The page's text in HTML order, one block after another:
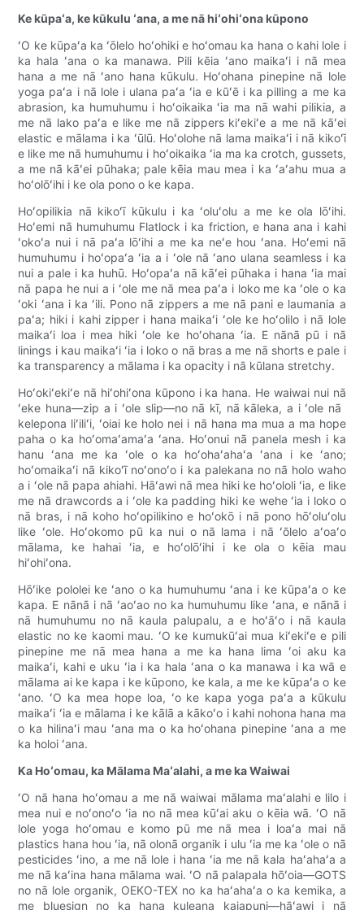
Ke kūpaʻa, ke kūkulu ʻana, a me nā hiʻohiʻona kūpono
ʻO ke kūpaʻa ka ʻōlelo hoʻohiki e hoʻomau ka hana o kahi lole i
ka hala ʻana o ka manawa. Pili kēia ʻano maikaʻi i nā mea
hana a me nā ʻano hana kūkulu. Hoʻohana pinepine nā lole
yoga paʻa i nā lole i ulana paʻa ʻia e kūʻē i ka pilling a me ka
abrasion, ka humuhumu i hoʻoikaika ʻia ma nā wahi pilikia, a
me nā lako paʻa e like me nā zippers kiʻekiʻe a me nā kāʻei
elastic e mālama i ka ʻūlū. Hoʻolohe nā lama maikaʻi i nā kikoʻī
e like me nā humuhumu i hoʻoikaika ʻia ma ka crotch, gussets,
a me nā kāʻei pūhaka; pale kēia mau mea i ka ʻaʻahu mua a
hoʻolōʻihi i ke ola pono o ke kapa.
Hoʻopilikia nā kikoʻī kūkulu i ka ʻoluʻolu a me ke ola lōʻihi.
Hoʻemi nā humuhumu Flatlock i ka friction, e hana ana i kahi
ʻokoʻa nui i nā paʻa lōʻihi a me ka neʻe hou ʻana. Hoʻemi nā
humuhumu i hoʻopaʻa ʻia a i ʻole nā ​​​​ʻano ulana seamless i ka
nui a pale i ka huhū. Hoʻopaʻa nā kāʻei pūhaka i hana ʻia mai
nā papa he nui a i ʻole me nā mea paʻa i loko me ka ʻole o ka
ʻoki ʻana i ka ʻili. Pono nā zippers a me nā pani e laumania a
paʻa; hiki i kahi zipper i hana maikaʻi ʻole ke hoʻolilo i nā lole
maikaʻi loa i mea hiki ʻole ke hoʻohana ʻia. E nānā pū i nā
linings i kau maikaʻi ʻia i loko o nā bras a me nā shorts e pale i
ka transparency a mālama i ka opacity i nā kūlana stretchy.
Hoʻokiʻekiʻe nā hiʻohiʻona kūpono i ka hana. He waiwai nui nā
ʻeke huna—zip a i ʻole slip—no nā kī, nā kāleka, a i ʻole nā ​​
kelepona liʻiliʻi, ʻoiai ke holo nei i nā hana ma mua a ma hope
paha o ka hoʻomaʻamaʻa ʻana. Hoʻonui nā panela mesh i ka
hanu ʻana me ka ʻole o ka hoʻohaʻahaʻa ʻana i ke ʻano;
hoʻomaikaʻi nā kikoʻī noʻonoʻo i ka palekana no nā holo waho
a i ʻole nā ​​​​papa ahiahi. Hāʻawi nā mea hiki ke hoʻololi ʻia, e like
me nā drawcords a i ʻole ka padding hiki ke wehe ʻia i loko o
nā bras, i nā koho hoʻopilikino e hoʻokō i nā pono hōʻoluʻolu
like ʻole. Hoʻokomo pū ka nui o nā lama i nā ʻōlelo aʻoaʻo
mālama, ke hahai ʻia, e hoʻolōʻihi i ke ola o kēia mau
hiʻohiʻona.
Hōʻike pololei ke ʻano o ka humuhumu ʻana i ke kūpaʻa o ke
kapa. E nānā i nā ʻaoʻao no ka humuhumu like ʻana, e nānā i
nā humuhumu no nā kaula palupalu, a e hoʻāʻo i nā kaula
elastic no ke kaomi mau. ʻO ke kumukūʻai mua kiʻekiʻe e pili
pinepine me nā mea hana a me ka hana lima ʻoi aku ka
maikaʻi, kahi e uku ʻia i ka hala ʻana o ka manawa i ka wā e
mālama ai ke kapa i ke kūpono, ke kala, a me ke kūpaʻa o ke
ʻano. ʻO ka mea hope loa, ʻo ke kapa yoga paʻa a kūkulu
maikaʻi ʻia e mālama i ke kālā a kākoʻo i kahi nohona hana ma
o ka hilinaʻi mau ʻana ma o ka hoʻohana pinepine ʻana a me
ka holoi ʻana.
Ka Hoʻomau, ka Mālama Maʻalahi, a me ka Waiwai
ʻO nā hana hoʻomau a me nā waiwai mālama maʻalahi e lilo i
mea nui e noʻonoʻo ʻia no nā mea kūʻai aku o kēia wā. ʻO nā
lole yoga hoʻomau e komo pū me nā mea i loaʻa mai nā
plastics hana hou ʻia, nā olonā organik i ulu ʻia me ka ʻole o nā
pesticides ʻino, a me nā lole i hana ʻia me nā kala haʻahaʻa a
me nā kaʻina hana mālama wai. ʻO nā palapala hōʻoia—GOTS
no nā lole organik, OEKO-TEX no ka haʻahaʻa o ka kemika, a
me bluesign no ka hana kuleana kaiapuni—hāʻawi i nā